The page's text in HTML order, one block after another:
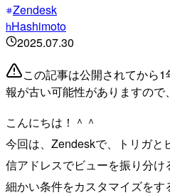
Zendesk
hHashimoto
2025.07.30
この記事は公開されてから
報が古い可能性がありますので
こんにちは！＾＾
今回は、Zendeskで、トリガと
信アドレスでビューを振り分け
細かい条件をカスタマイズを